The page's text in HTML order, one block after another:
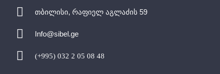
თბილისი, რაფიელ აგლაძის 59
Info@sibel.ge
(+995) 032 2 05 08 48